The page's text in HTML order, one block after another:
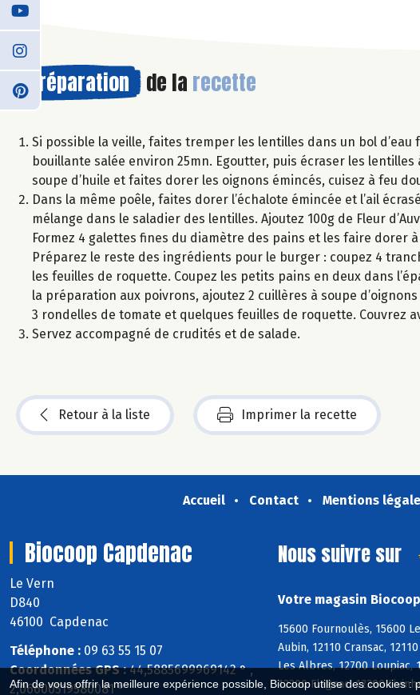
Afin de vous offrir la meilleure expérience possible, Biocoop utilise des cookies
Préparation de la recette
Si possible la veille, faites tremper les lentilles dans un bol
bouillante salée environ 25mn. Egoutter, puis écraser les
soupe d’huile et faites dorer les oignons émincés, cuisez à feu
Dans la même poêle, faites dorer l’échalote émincée et l’ail
mélange dans le saladier des lentilles. Ajoutez 100g de Fleur
Formez 4 galettes fines du diamètre des pains et les faire dorer
Préparez le reste des ingrédients pour le burger : coupez 4
les feuilles de roquette. Coupez les petits pains en deux dans
la préparation aux poivrons, ajoutez 2 cuillères à soupe
3 rondelles de tomate et quelques feuilles de roquette. Couvrez
Servez accompagné de crudités et de salade.
Retour à la liste Imprimer la recette
Accueil Contact Mentions
Biocoop Capdenac
Le Vern
D840
46100 Capdenac
Téléphone : 09 63 55 15 07
Coordonnées GPS :44,5885699969142 ° ,
2,06600519580081 °
Nous suivre sur
Votre magasin
15600 Fournoulès, 15600
Aubin, 12110 Cransac,
Les Albres, 12700 Loupiac,
12300 Flagnac, 12300